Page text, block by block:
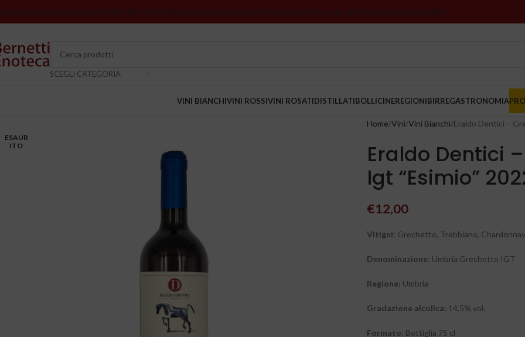
Spedizioni sopra 150€ GRATIS in ItaliaI vini senza indicazione di annata si riferiscono all’ultima annata disponibile
SCEGLI CATEGORIA
VINI BIANCHIVINI ROSSIVINI ROSATIDISTILLATIBOLLICINEREGIONIBIRREGASTRONOMIA
ESAUR
ITO
Home Vini Vini Bianchi Eraldo Dentici –
Eraldo Dentici
Igt “Esimio”
€12,00
Vitigni: Grechetto, Trebbiano, Chardonnay
Denominazione: Umbria Grechetto IGT
Regione: Umbria
Gradazione alcolica: 14,5% vol.
Formato: Bottiglia 75 cl